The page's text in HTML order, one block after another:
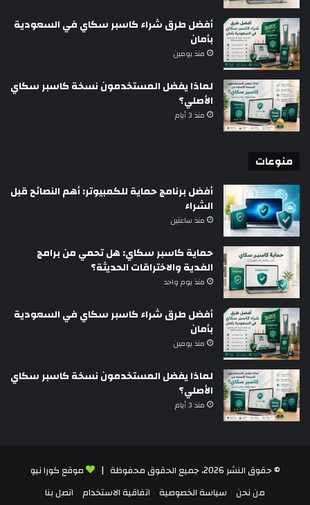
أفضل طرق شراء كاسبر سكاي في السعودية
بأمان
منذ يومين
لماذا يفضل المستخدمون نسخة كاسبر سكاي
الأصلي؟
منذ 3 أيام
منوعات
أفضل برنامج حماية للكمبيوتر: أهم النصائح قبل
الشراء
منذ ساعتين
حماية كاسبر سكاي: هل تحمي من برامج
الفدية والاختراقات الحديثة؟
منذ يوم واحد
أفضل طرق شراء كاسبر سكاي في السعودية
بأمان
منذ يومين
لماذا يفضل المستخدمون نسخة كاسبر سكاي
الأصلي؟
منذ 3 أيام
© حقوق النشر 2026، جميع الحقوق محفوظة |
موقع كورا نيو
من نحن
سياسة الخصوصية اتفاقية الاستخدام اتصل بنا